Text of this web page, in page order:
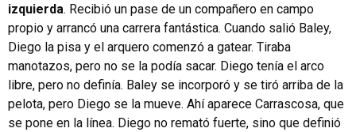
izquierda. Recibió un pase de un compañero en campo
propio y arrancó una carrera fantástica. Cuando salió Baley,
Diego la pisa y el arquero comenzó a gatear. Tiraba
manotazos, pero no se la podía sacar. Diego tenía el arco
libre, pero no definía. Baley se incorporó y se tiró arriba de la
pelota, pero Diego se la mueve. Ahí aparece Carrascosa, que
se pone en la línea. Diego no remató fuerte, sino que definió